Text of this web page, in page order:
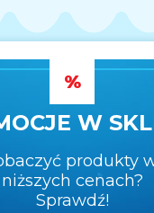
W
produkty
niższych cenach?
Sprawdź!